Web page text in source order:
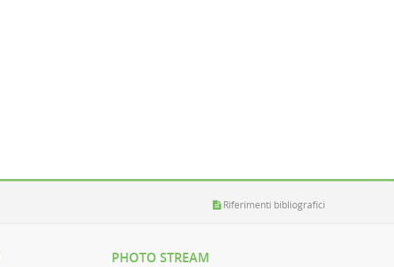
Riferimenti bibliografici
PHOTO STREAM